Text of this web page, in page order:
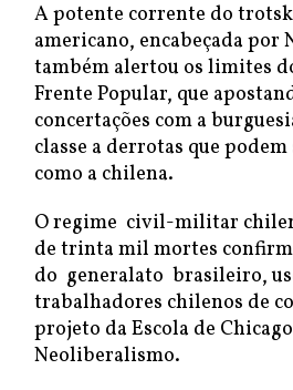
A potente corrente do
americano, encabeçada por
também alertou os limites
Frente Popular, que
concertações com a
classe a derrotas que
como a chilena.
O regime civil-militar
de trinta mil mortes
do generalato brasileiro,
trabalhadores chilenos de
projeto da Escola de
Neoliberalismo.